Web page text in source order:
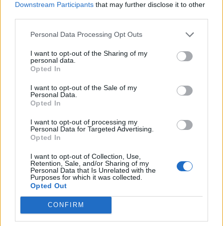
Downstream Participants that may further disclose it to other
Personal Data Processing Opt Outs
I want to opt-out of the Sharing of my
personal data.
Opted In
I want to opt-out of the Sale of my
Personal Data.
Opted In
I want to opt-out of processing my
Personal Data for Targeted Advertising.
Opted In
I want to opt-out of Collection, Use,
Retention, Sale, and/or Sharing of my
Personal Data that Is Unrelated with the
Purposes for which it was collected.
Opted Out
CONFIRM